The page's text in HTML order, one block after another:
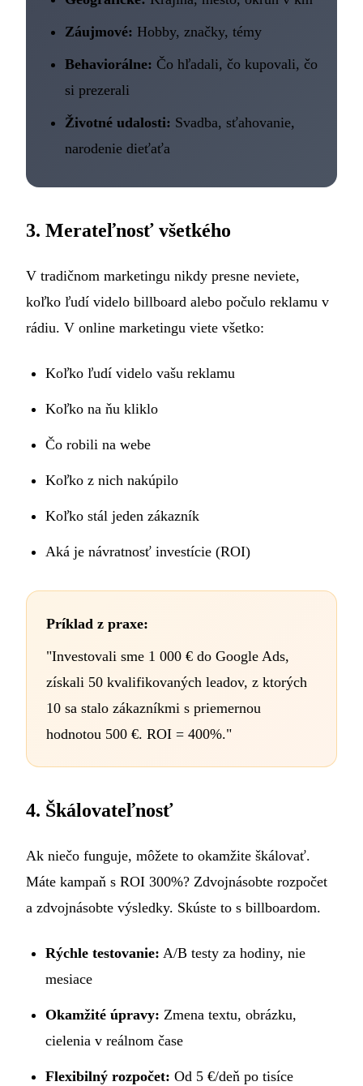
Záujmové: Hobby, značky, témy
Behaviorálne: Čo hľadali, čo kupovali, čo
si prezerali
Životné udalosti: Svadba, sťahovanie,
narodenie dieťaťa
3. Merateľnosť všetkého
V tradičnom marketingu nikdy presne neviete,
koľko ľudí videlo billboard alebo počulo reklamu v
rádiu. V online marketingu viete všetko:
Koľko ľudí videlo vašu reklamu
Koľko na ňu kliklo
Čo robili na webe
Koľko z nich nakúpilo
Koľko stál jeden zákazník
Aká je návratnosť investície (ROI)
Príklad z praxe:
"Investovali sme 1 000 € do Google Ads,
získali 50 kvalifikovaných leadov, z ktorých
10 sa stalo zákazníkmi s priemernou
hodnotou 500 €. ROI = 400%."
4. Škálovateľnosť
Ak niečo funguje, môžete to okamžite škálovať.
Máte kampaň s ROI 300%? Zdvojnásobte rozpočet
a zdvojnásobte výsledky. Skúste to s billboardom.
Rýchle testovanie: A/B testy za hodiny, nie
mesiace
Okamžité úpravy: Zmena textu, obrázku,
cielenia v reálnom čase
Flexibilný rozpočet: Od 5 €/deň po tisíce